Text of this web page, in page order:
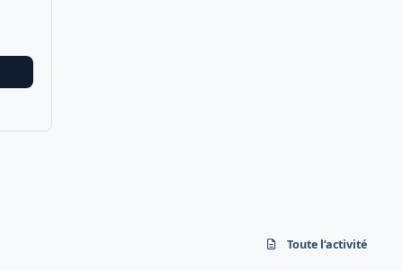
Toute l’activité